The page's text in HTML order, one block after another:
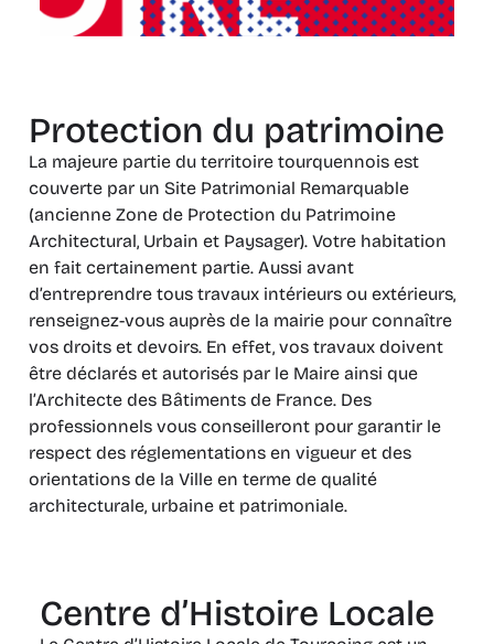
Protection du patrimoine
La majeure partie du territoire tourquennois est
couverte par un Site Patrimonial Remarquable
(ancienne Zone de Protection du Patrimoine
Architectural, Urbain et Paysager). Votre habitation
en fait certainement partie. Aussi avant
d’entreprendre tous travaux intérieurs ou extérieurs,
renseignez-vous auprès de la mairie pour connaître
vos droits et devoirs. En effet, vos travaux doivent
être déclarés et autorisés par le Maire ainsi que
l’Architecte des Bâtiments de France. Des
professionnels vous conseilleront pour garantir le
respect des réglementations en vigueur et des
orientations de la Ville en terme de qualité
architecturale, urbaine et patrimoniale.
Centre d’Histoire Locale